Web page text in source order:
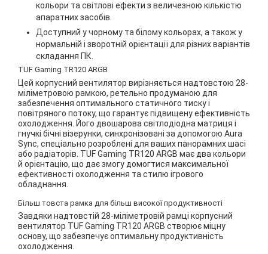
кольори та світлові ефекти з величезною кількістю
апаратних засобів.
Доступний у чорному та білому кольорах, а також у
нормальній і зворотній орієнтації для різних варіантів
складання ПК.
TUF Gaming TR120 ARGB
Цей корпусний вентилятор вирізняється надтовстою 28-
міліметровою рамкою, ретельно продуманою для
забезпечення оптимального статичного тиску і
повітряного потоку, що гарантує підвищену ефективність
охолодження. Його двошарова світлодіодна матриця і
гнучкі бічні візерунки, синхронізовані за допомогою Aura
Sync, спеціально розроблені для ваших панорамних шасі
або радіаторів. TUF Gaming TR120 ARGB має два кольори
й орієнтацію, що дає змогу домогтися максимальної
ефективності охолодження та стилю ігрового
обладнання.
Більш товста рамка для більш високої продуктивності
Завдяки надтовстій 28-міліметровій рамці корпусний
вентилятор TUF Gaming TR120 ARGB створює міцну
основу, що забезпечує оптимальну продуктивність
охолодження.